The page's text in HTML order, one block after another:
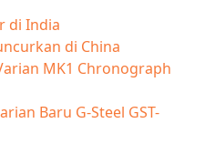
di India
di China
MK1 Chronograph
Baru G-Steel GST-